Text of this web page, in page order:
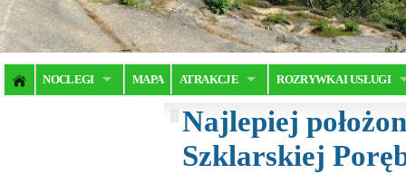
NOCLEGI MAPA ATRAKCJE ROZRYWKA I USŁUGI
Najlepiej
Szklarskiej